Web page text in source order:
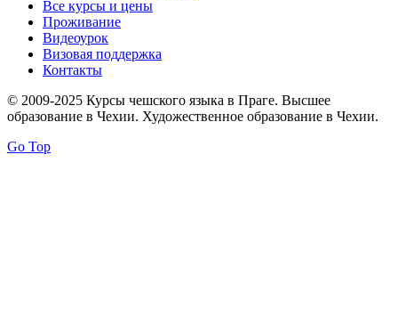
Все курсы и цены
Проживание
Видеоурок
Визовая поддержка
Контакты
© 2009-2025 Курсы чешского языка в Праге. Высшее
образование в Чехии. Художественное образование в Чехии.
Go Top